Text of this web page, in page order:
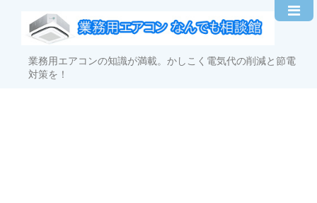
業務用エアコンの知識が満載。かしこく電気代の削減と節電
対策を！